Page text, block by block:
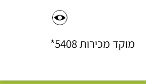
מוקד מכירות*5408